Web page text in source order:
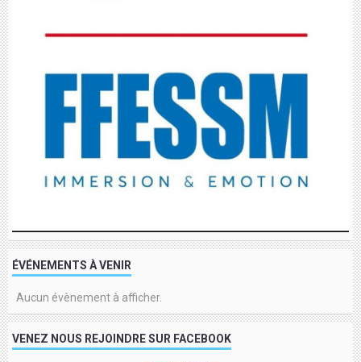
ÉVÉNEMENTS À VENIR
Aucun évènement à afficher.
VENEZ NOUS REJOINDRE SUR FACEBOOK